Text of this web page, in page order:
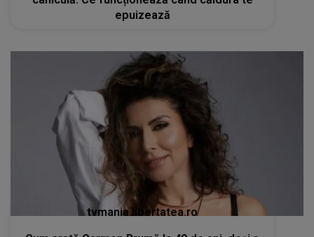
tvmania.libertatea.ro
Cum arată Carmen Brumă la 49 de ani, deși a
mâncat desert zilnic în vacanță: «Nu e noroc!»
[FOTO]